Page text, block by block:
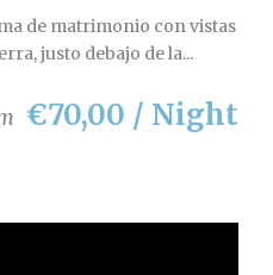
de matrimonio con vistas
justo debajo de la...
€70,00 / Night